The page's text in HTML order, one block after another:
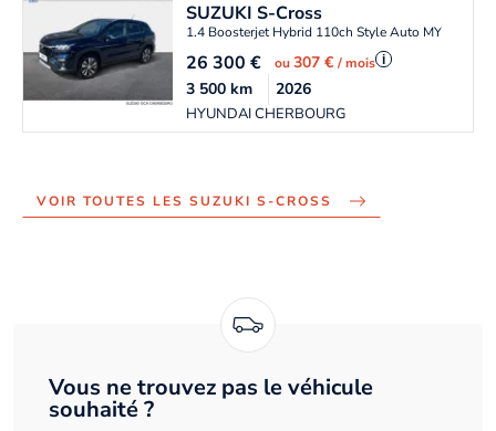
SUZUKIS-Cross
1.4 Boosterjet Hybrid 110ch Style Auto MY25
26 300€ ou307 €/ mois i
HYUNDAI CHERBOURG
3 500km 2026
VOIR TOUTES LES SUZUKI S-CROSS
Vous ne trouvez pas le véhicule
souhaité ?